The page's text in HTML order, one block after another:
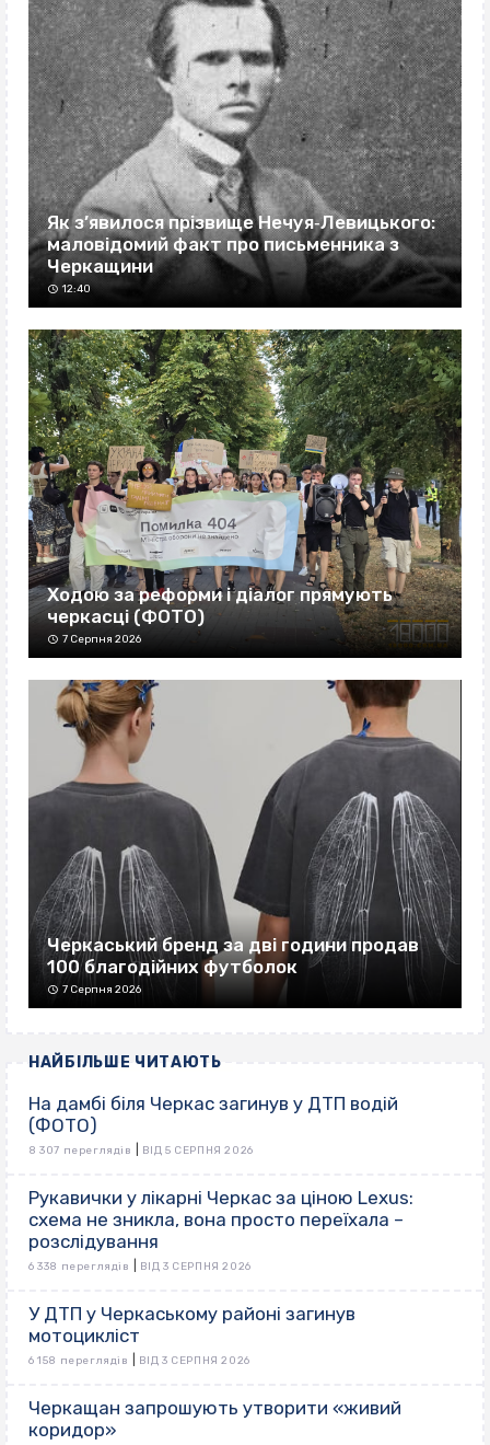
Як з’явилося прізвище Нечуя‐Левицького:
маловідомий факт про письменника з
Черкащини
12:40
Ходою за реформи і діалог прямують
черкасці (ФОТО)
7 Серпня 2026
Черкаський бренд за дві години продав
100 благодійних футболок
7 Серпня 2026
НАЙБІЛЬШЕ ЧИТАЮТЬ
На дамбі біля Черкас загинув у ДТП водій
(ФОТО)
8 307 переглядів ВІД 5 СЕРПНЯ 2026
Рукавички у лікарні Черкас за ціною Lexus:
схема не зникла, вона просто переїхала –
розслідування
6 338 переглядів ВІД 3 СЕРПНЯ 2026
У ДТП у Черкаському районі загинув
мотоцикліст
6 158 переглядів ВІД 3 СЕРПНЯ 2026
Черкащан запрошують утворити «живий
коридор»